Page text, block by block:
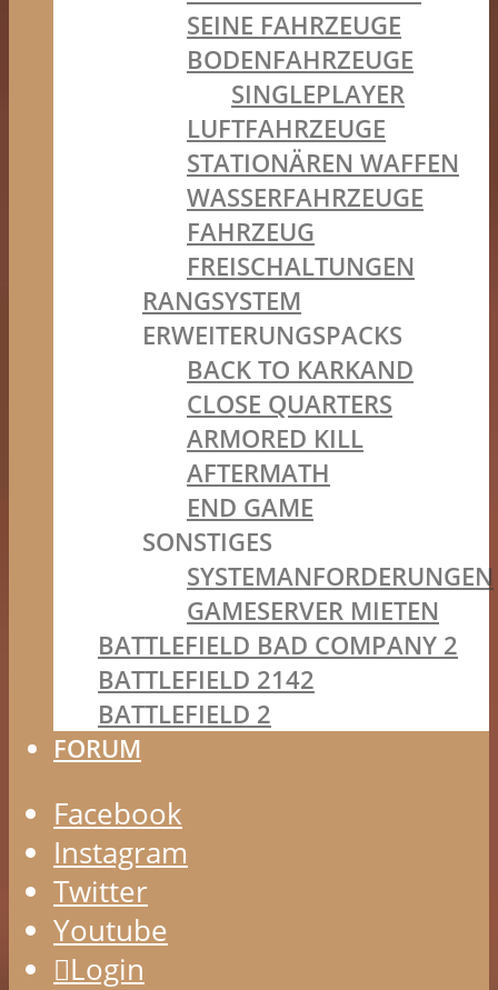
SEINE FAHRZEUGE
BODENFAHRZEUGE
SINGLEPLAYER
LUFTFAHRZEUGE
STATIONÄREN WAFFEN
WASSERFAHRZEUGE
FAHRZEUG
FREISCHALTUNGEN
RANGSYSTEM
ERWEITERUNGSPACKS
BACK TO KARKAND
CLOSE QUARTERS
ARMORED KILL
AFTERMATH
END GAME
SONSTIGES
SYSTEMANFORDERUNGEN
GAMESERVER MIETEN
BATTLEFIELD BAD COMPANY 2
BATTLEFIELD 2142
BATTLEFIELD 2
FORUM
Facebook
Instagram
Twitter
Youtube
Login